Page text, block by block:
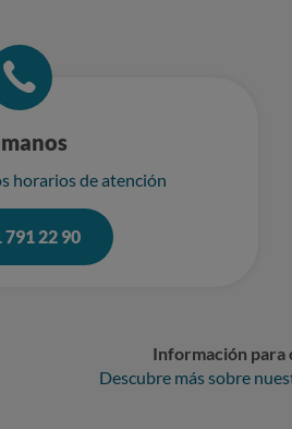
horarios de atención
791 22 90
Información para
Descubre más sobre